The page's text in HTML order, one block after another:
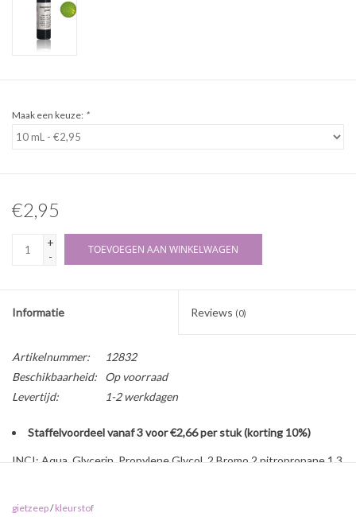
Maak een keuze: *
€2,95
+
-
TOEVOEGEN AAN WINKELWAGEN
Informatie Reviews (0)
Artikelnummer:
12832
Beschikbaarheid:
Op voorraad
Levertijd:
1-2 werkdagen
Staffelvoordeel vanaf 3 voor €2,66 per stuk (korting 10%)
INCI: Aqua, Glycerin, Propylene Glycol, 2 Bromo 2 nitropropane 1,3
Eigenschappen:
gietzeep/kleurstof